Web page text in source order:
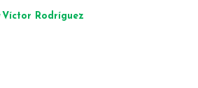
Víctor Rodríguez